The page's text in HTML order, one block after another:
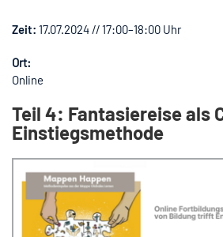
Zeit: 17.07.2024 // 17:00–18:00 Uhr
Ort:
Online
Teil 4: Fantasiereise als
Einstiegsmethode